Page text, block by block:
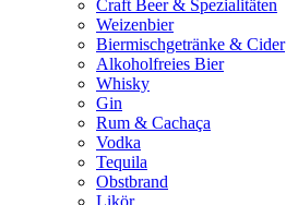
Craft Beer & Spezialitäten
Weizenbier
Biermischgetränke & Cider
Alkoholfreies Bier
Whisky
Gin
Rum & Cachaça
Vodka
Tequila
Obstbrand
Likör